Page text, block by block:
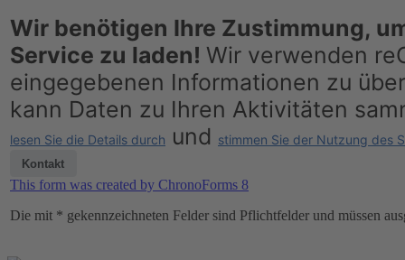
Wir benötigen Ihre Zustimmung,
Service zu laden! Wir verwenden
eingegebenen Informationen zu
kann Daten zu Ihren Aktivitäten
lesen Sie die Details durch und stimmen Sie der Nutzung des
Kontakt
This form was created by ChronoForms 8
Die mit * gekennzeichneten Felder sind Pflichtfelder und müssen